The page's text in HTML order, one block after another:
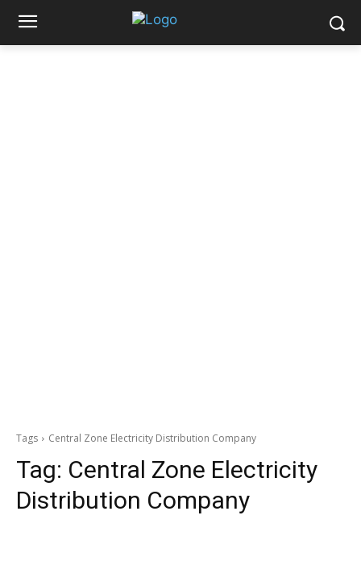
Tags Central Zone Electricity Distribution Company
Tag: Central Zone Electricity
Distribution Company